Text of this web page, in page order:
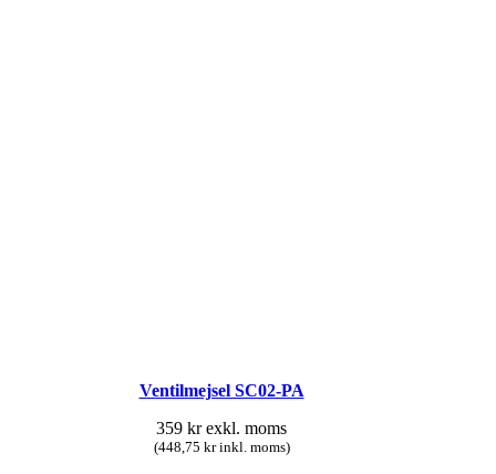
Ventilmejsel SC02-PA
359 kr exkl. moms
(448,75 kr inkl. moms)